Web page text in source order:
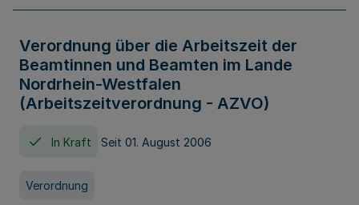
Verordnung über die Arbeitszeit der
Beamtinnen und Beamten im Lande
Nordrhein-Westfalen
(Arbeitszeitverordnung - AZVO)
In Kraft Seit 01. August 2006
Verordnung